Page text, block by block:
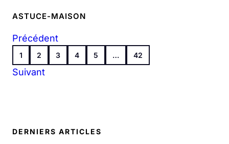
DERNIERS ARTICLES
ASTUCE-MAISON
Précédent
1 2 3 4 5 … 42
Suivant